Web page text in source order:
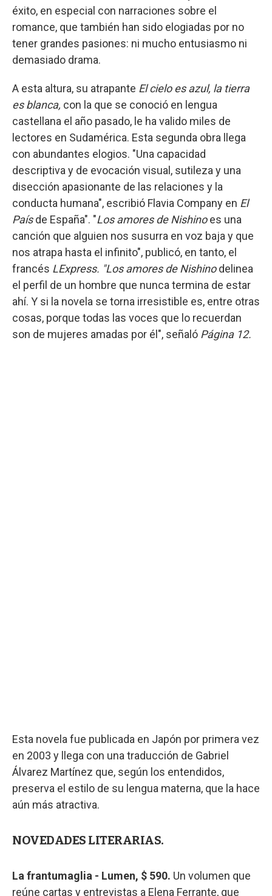
éxito, en especial con narraciones sobre el
romance, que también han sido elogiadas por no
tener grandes pasiones: ni mucho entusiasmo ni
demasiado drama.
A esta altura, su atrapante El cielo es azul, la tierra
es blanca, con la que se conoció en lengua
castellana el año pasado, le ha valido miles de
lectores en Sudamérica. Esta segunda obra llega
con abundantes elogios. "Una capacidad
descriptiva y de evocación visual, sutileza y una
disección apasionante de las relaciones y la
conducta humana", escribió Flavia Company en El
Paísde España". "Los amores de Nishinoes una
canción que alguien nos susurra en voz baja y que
nos atrapa hasta el infinito", publicó, en tanto, el
francés LExpress. "Los amores de Nishinodelinea
el perfil de un hombre que nunca termina de estar
ahí. Y si la novela se torna irresistible es, entre otras
cosas, porque todas las voces que lo recuerdan
son de mujeres amadas por él", señaló Página 12.
Esta novela fue publicada en Japón por primera vez
en 2003 y llega con una traducción de Gabriel
Álvarez Martínez que, según los entendidos,
preserva el estilo de su lengua materna, que la hace
aún más atractiva.
NOVEDADES LITERARIAS.
La frantumaglia - Lumen, $ 590. Un volumen que
reúne cartas y entrevistas a Elena Ferrante, que